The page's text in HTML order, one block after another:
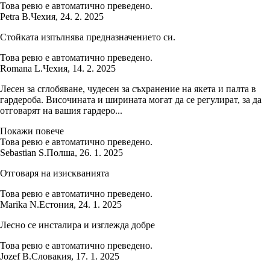
Това ревю е автоматично преведено.
Petra B.Чехия, 24. 2. 2025
Стойката изпълнява предназначението си.
Това ревю е автоматично преведено.
Romana L.Чехия, 14. 2. 2025
Лесен за сглобяване, чудесен за съхранение на якета и палта в
гардероба. Височината и ширината могат да се регулират, за да
отговарят на вашия гардеро...
Покажи повече
Това ревю е автоматично преведено.
Sebastian S.Полша, 26. 1. 2025
Отговаря на изискванията
Това ревю е автоматично преведено.
Marika N.Естония, 24. 1. 2025
Лесно се инсталира и изглежда добре
Това ревю е автоматично преведено.
Jozef B.Словакия, 17. 1. 2025